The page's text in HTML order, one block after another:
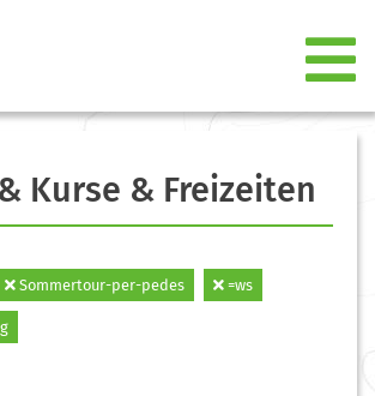
Kurse & Freizeiten
Sommertour-per-pedes =ws